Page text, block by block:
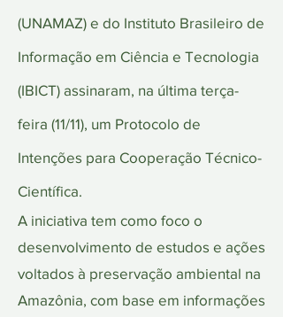
(UNAMAZ) e do Instituto Brasileiro de
Informação em Ciência e Tecnologia
(IBICT) assinaram, na última terça-
feira (11/11), um Protocolo de
Intenções para Cooperação Técnico-
Científica.
A iniciativa tem como foco o
desenvolvimento de estudos e ações
voltados à preservação ambiental na
Amazônia, com base em informações